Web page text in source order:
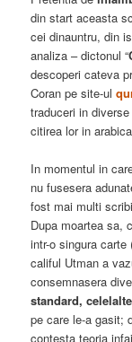
din start aceasta
cei dinauntru, din
analiza – dictonul “
descoperi cateva
Coran pe site-ul
traduceri in
citirea lor in
In momentul in
nu fusesera
fost mai multi
Dupa moartea sa,
intr-o singura carte
califul Utman a
consemnasera
standard,
pe care le-a gasit;
contesta teoria